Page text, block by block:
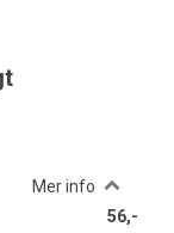
Mer info
56,-